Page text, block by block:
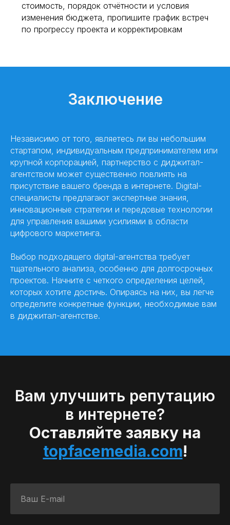
стоимость, порядок отчётности и условия
изменения бюджета, пропишите график встреч
по прогрессу проекта и корректировкам
Заключение
Независимо от того, являетесь ли вы небольшим
стартапом, индивидуальным предпринимателем или
крупной корпорацией, партнерство с диджитал-
агентством может существенно повлиять на
присутствие вашего бренда в интернете. Digital-
специалисты предлагают экспертные знания,
инновационные стратегии и передовые технологии
для управления вашими усилиями в области
цифрового маркетинга.
Выбор подходящего digital-агентства требует
тщательного анализа, особенно для долгосрочных
проектов. Начните с четкого определения целей,
которых хотите достичь. Опираясь на них, вы легче
определите конкретные функции, необходимые вам
в диджитал-агентстве.
Вам улучшить репутацию
в интернете?
Оставляйте заявку на
topfacemedia.com!